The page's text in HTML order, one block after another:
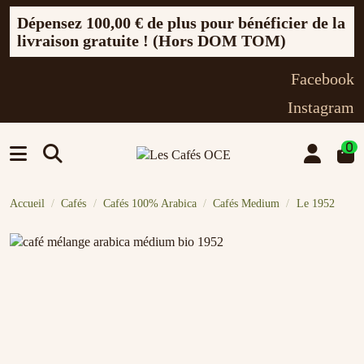
Dépensez 100,00 € de plus pour bénéficier de la
livraison gratuite ! (Hors DOM TOM)
Facebook
Instagram
0
Accueil Cafés Cafés 100% Arabica Cafés Medium Le 1952